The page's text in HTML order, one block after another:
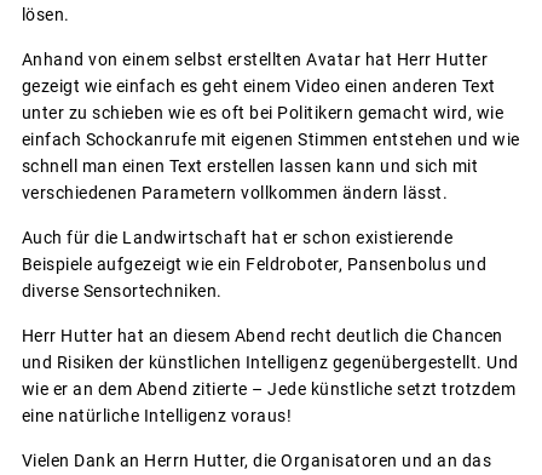
lösen.
Anhand von einem selbst erstellten Avatar hat Herr Hutter
gezeigt wie einfach es geht einem Video einen anderen Text
unter zu schieben wie es oft bei Politikern gemacht wird, wie
einfach Schockanrufe mit eigenen Stimmen entstehen und wie
schnell man einen Text erstellen lassen kann und sich mit
verschiedenen Parametern vollkommen ändern lässt.
Auch für die Landwirtschaft hat er schon existierende
Beispiele aufgezeigt wie ein Feldroboter, Pansenbolus und
diverse Sensortechniken.
Herr Hutter hat an diesem Abend recht deutlich die Chancen
und Risiken der künstlichen Intelligenz gegenübergestellt. Und
wie er an dem Abend zitierte – Jede künstliche setzt trotzdem
eine natürliche Intelligenz voraus!
Vielen Dank an Herrn Hutter, die Organisatoren und an das